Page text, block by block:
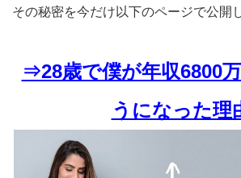
その秘密を今だけ以下のページで公開
⇒28歳で僕が年収6800
うになった理